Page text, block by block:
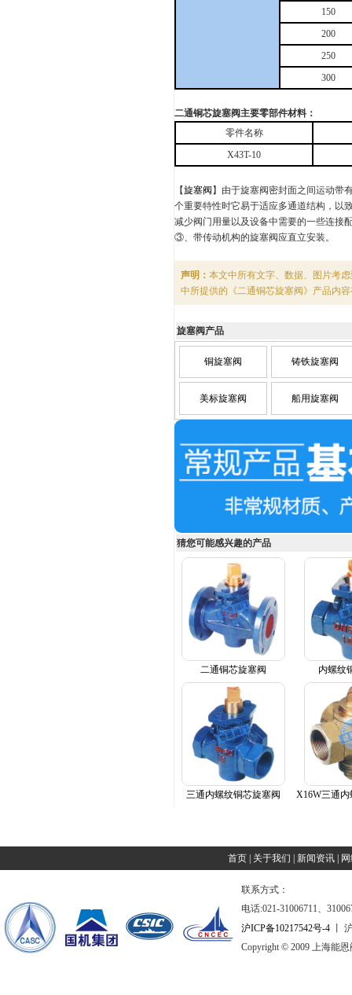
150
200
250
300
二通铜芯旋塞阀主要零部件材料：
零件名称
X43T-10
【旋塞阀 】由于旋塞阀密封面之间运动带
个重要特性时它易于适应多通道结构，以
减少阀门用量以及设备中需要的一些连接
③、带传动机构的旋塞阀应直立安装。
声明： 本文中所有文字、数据、图片考
中所提供的《二通铜芯旋塞阀》产品内
旋塞阀产品
铜旋塞阀 铸铁旋塞阀
美标旋塞阀 船用旋塞阀
猜您可能感兴趣的产品
二通铜芯旋塞阀 内螺纹
三通内螺纹铜芯旋塞阀 X16W三通
首页| 关于我们 新闻资讯|
联系方式：
电话:021-31006711、
沪ICP备10217542号-4 丨
Copyright © 2009 上海能